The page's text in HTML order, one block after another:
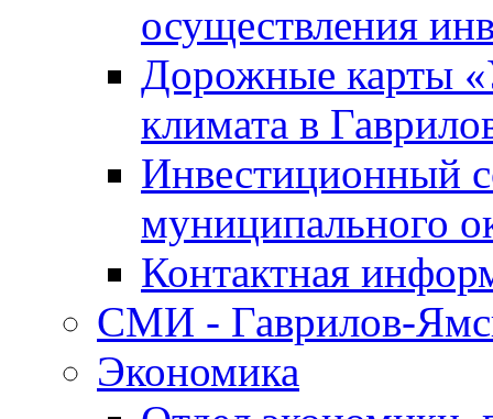
осуществления
Дорожные карты
климата в
Инвестиционный
муниципального
Контактная
СМИ - Гаврилов-
Экономика